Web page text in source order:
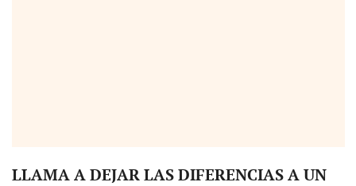
LLAMA A DEJAR LAS DIFERENCIAS A UN